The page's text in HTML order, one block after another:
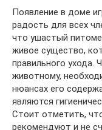
Появление в доме
радость для всех
что ушастый
живое существо,
правильного ухода.
животному,
нюансах его
являются
Стоит отметить,
рекомендуют и не